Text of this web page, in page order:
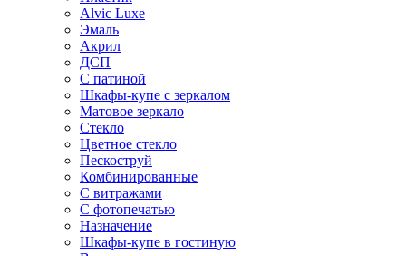
Alvic Luxe
Эмаль
Акрил
ДСП
С патиной
Шкафы-купе с зеркалом
Матовое зеркало
Стекло
Цветное стекло
Пескоструй
Комбинированные
С витражами
С фотопечатью
Назначение
Шкафы-купе в гостиную